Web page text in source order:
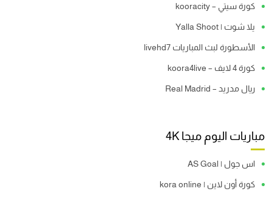
كورة سيتي – kooracity
يلا شوت | Yalla Shoot
الأسطورة لبث المباريات livehd7
كورة 4 لايف – koora4live
ريال مدريد – Real Madrid
مباريات اليوم ميجا 4K
اس جول | AS Goal
كورة أون لاين | kora online